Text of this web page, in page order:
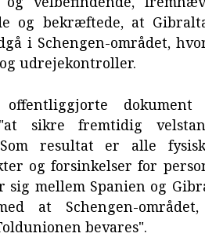
og bekræftede, at
i Schengen-området,
udrejekontroller.
dokument
sikre fremtidig
resultat er alle
og forsinkelser for
sig mellem Spanien og
at Schengen-
bevares".